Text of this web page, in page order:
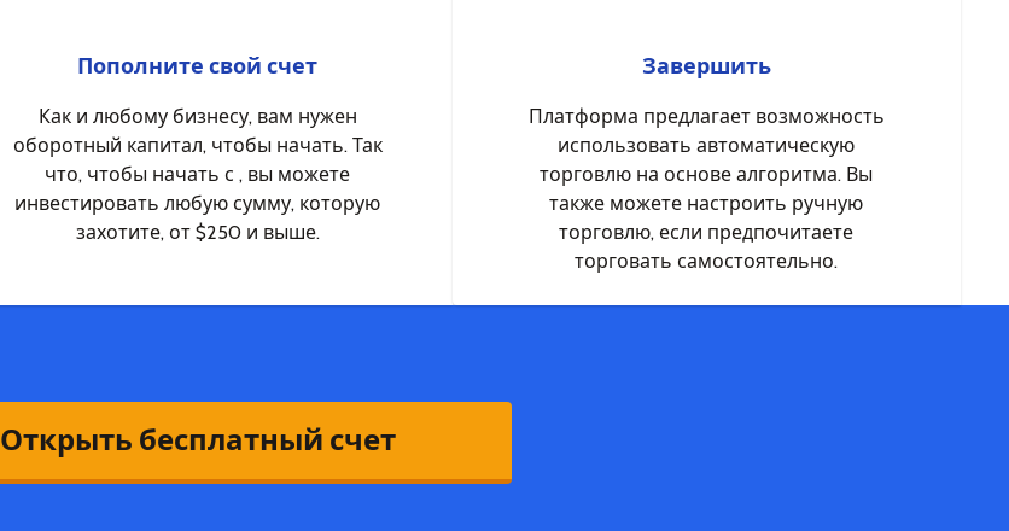
Пополните свой счет
Как и любому бизнесу, вам нужен
оборотный капитал, чтобы начать. Так
что, чтобы начать с , вы можете
инвестировать любую сумму, которую
захотите, от $250 и выше.
Завершить
Платформа предлагает возможность
использовать автоматическую
торговлю на основе алгоритма. Вы
также можете настроить ручную
торговлю, если предпочитаете
торговать самостоятельно.
Открыть бесплатный счет